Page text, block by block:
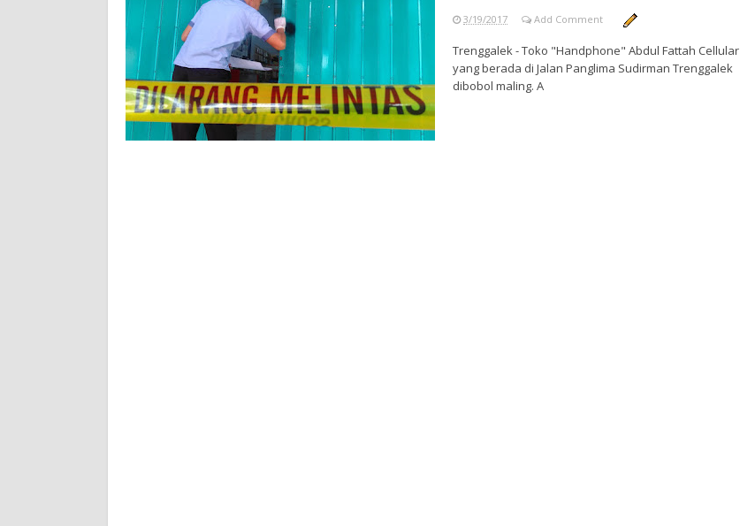
3/19/2017 Add Comment
Trenggalek - Toko "Handphone" Abdul Fattah Cellular
yang berada di Jalan Panglima Sudirman Trenggalek
dibobol maling. A